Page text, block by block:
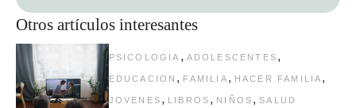
Otros artículos interesantes
PSICOLOGIA , ADOLESCENTES ,
EDUCACION , FAMILIA , HACER FAMILIA ,
JOVENES , LIBROS , NIÑOS , SALUD